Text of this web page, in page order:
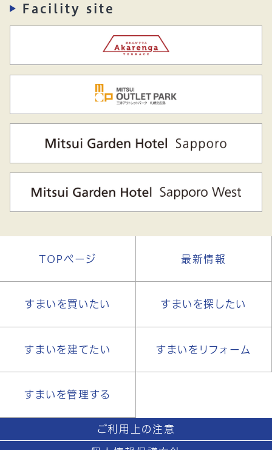
Facility site
TOPページ 最新情報
すまいを買いたい すまいを探したい
すまいを建てたい すまいをリフォーム
すまいを管理する
ご利用上の注意